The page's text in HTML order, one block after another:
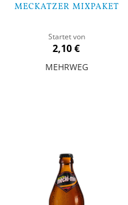
MECKATZER MIXPAKET
Startet von
2,10 €
MEHRWEG